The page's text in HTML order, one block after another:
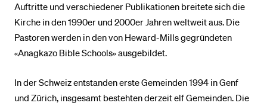
Auftritte und verschiedener Publikationen breitete sich die
Kirche in den 1990er und 2000er Jahren weltweit aus. Die
Pastoren werden in den von Heward-Mills gegründeten
«Anagkazo Bible Schools» ausgebildet.
In der Schweiz entstanden erste Gemeinden 1994 in Genf
und Zürich, insgesamt bestehten derzeit elf Gemeinden. Die